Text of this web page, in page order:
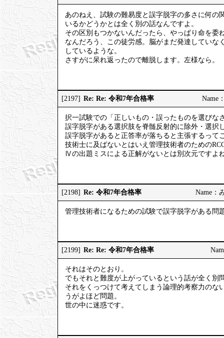
あのねえ、試験の難易度と誤字脱字の多さに何の
いるかどうかとは全く別の話なんですよ。
その区別もつかないんだったら、やっぱり命を委
なんだろう、この徒労感。脳がまだ発達してい
しているような。
さすがに呆れ返ったので離脱します。左様なら。
[2197] Re: Re: 令和7年合格率 Name
択一試験での「正しいもの・誤ったものを選びな
誤字脱字がある選択肢を脊髄反射的に除外・選択
誤字脱字があると正答率が落ちると主張するって
技術士に及ばないとはいえ管理技術者のための
Ⅳの出題ミスによる正解がないとは別次元ですよ
[2198] Re: 令和7年合格率 Name：
管理技術者になるための試験で誤字脱字がある問
[2199] Re: Re: 令和7年合格率
それはそのとおり。
でもそれと難度が上がっているという話が全く別
それをくっつけて考えてしまう論理的考察力の
うがよほど問題。
世の中に迷惑です。